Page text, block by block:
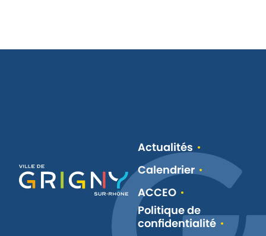
Actualités
Calendrier
ACCEO
Politique de
confidentialité